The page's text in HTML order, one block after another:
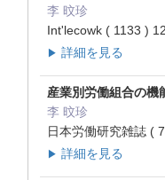
李 旼珍
Int'lecowk ( 1133 )
▶ 詳細を見る
産業別労働組合の機
李 旼珍
日本労働研究雑誌 (
▶ 詳細を見る